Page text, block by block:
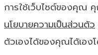
การใช้เว็บไซต์ของคุณ
นโยบายความเป็นส่วนตัว
ตัวเองได้ของคุณได้เอง